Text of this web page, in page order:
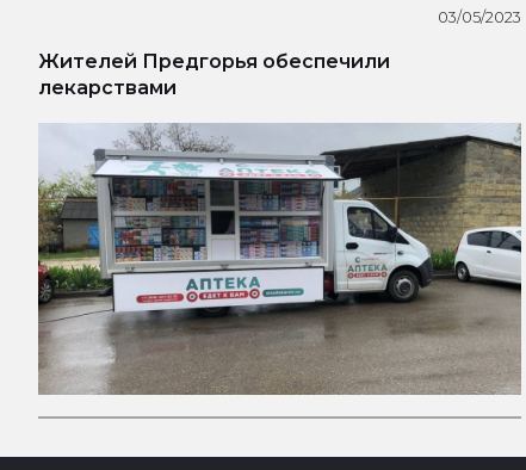
03/05/2023
Жителей Предгорья обеспечили
лекарствами